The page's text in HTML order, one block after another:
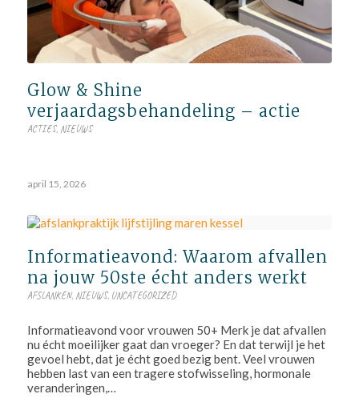
Glow & Shine
verjaardagsbehandeling – actie
ACTIES, NIEUWS
april 15, 2026
Informatieavond: Waarom afvallen
na jouw 50ste écht anders werkt
AFSLANKEN, NIEUWS, UNCATEGORIZED
Informatieavond voor vrouwen 50+ Merk je dat afvallen
nu écht moeilijker gaat dan vroeger? En dat terwijl je het
gevoel hebt, dat je écht goed bezig bent. Veel vrouwen
hebben last van een tragere stofwisseling, hormonale
veranderingen,…